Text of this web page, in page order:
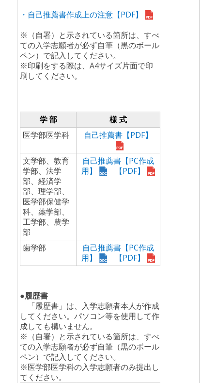
・自己推薦書作成上の注意【PDF】
※（自署）と示されている箇所は、すべ
ての入学志願者が必ず自筆（黒のボール
ペン）で記入してください。
※印刷をする際は、A4サイズ片面で印
刷してください。
学 部
様 式
医学部医学科
自己推薦書【PDF】
文学部、教育
学部、法学
部、経済学
部、理学部、
医学部保健学
科、薬学部、
工学部、農学
部
自己推薦書【PC作成
用】
【PDF】
歯学部
自己推薦書【PC作成
用】
【PDF】
●履歴書
「履歴書」は、入学志願者本人が作成
してください。パソコン等を使用して作
成しても構いません。
※（自署）と示されている箇所は、すべ
ての入学志願者が必ず自筆（黒のボール
ペン）で記入してください。
※医学部医学科の入学志願者のみ提出し
てください。